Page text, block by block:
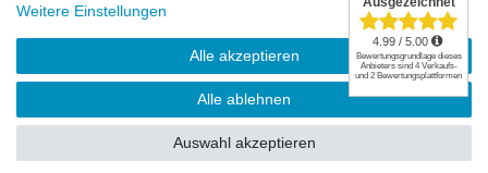
Widerrufsrecht Impressum|
Kontakt
Weitere Einstellungen
Alle akzeptieren
Alle ablehnen
Auswahl akzeptieren